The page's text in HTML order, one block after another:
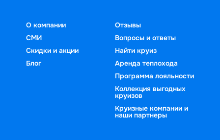
О компании
СМИ
Скидки и акции
Блог
Отзывы
Вопросы и ответы
Найти круиз
Аренда теплохода
Программа лояльности
Коллекция выгодных
круизов
Круизные компании и
наши партнеры